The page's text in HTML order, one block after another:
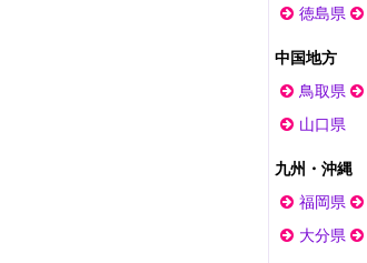
徳島県
中国地方
鳥取県
山口県
九州・沖縄
福岡県
大分県